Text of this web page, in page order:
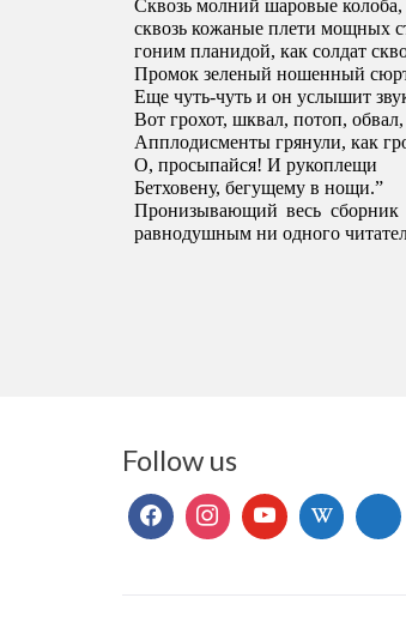
Сквозь молний шаровые колоба,
сквозь кожаные плети мощных
гоним планидой, как солдат
Промок зеленый ношенный
Еще чуть-чуть и он услышит
Вот грохот, шквал, потоп,
Апплодисменты грянули, как
О, просыпайся! И рукоплещи
Бетховену, бегущему в нощи.”
Пронизывающий весь сборник
равнодушным ни одного
Follow us